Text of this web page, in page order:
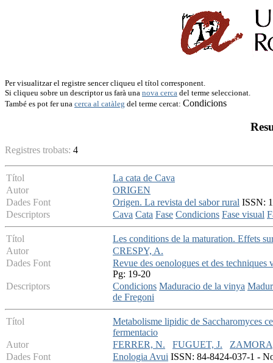
Per visualitzar el registre sencer cliqueu el títol corresponent.
Si cliqueu sobre un descriptor us farà una nova cerca del terme seleccionat.
També es pot fer una cerca al catàleg del terme cercat: Condicions
Registres trobats: 4
Títol
La cata de Cava
Autor
ORIGEN
Dades Font
Origen. La revista del sabor rural ISSN:
Descriptors
Cava Cata Fase Condicions Fase visual
Títol
Les conditions de la maturation. Effets
Autor
CRESPY, A.
Dades Font
Revue des oenologues et des
Pg: 19-20
Descriptors
Condicions Maduracio de la vinya
de Fregoni
Títol
Metabolisme lipidic de Saccharomyces
fermentacio
Autor
FERRER, N. FUGUET, J.
Dades Font
Enologia Avui ISSN: 84-8424-037-1 -